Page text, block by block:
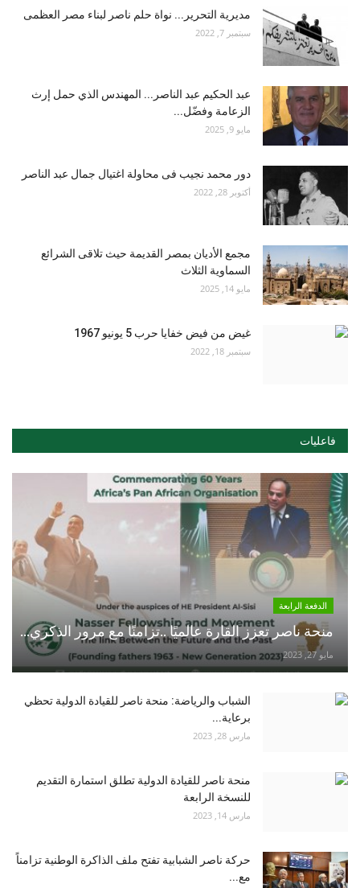
مديرية التحرير... نواة حلم ناصر لبناء مصر العظمى
سبتمبر 7, 2022
عبد الحكيم عبد الناصر... المهندس الذي حمل إرث
الزعامة وفضّل...
مايو 9, 2025
دور محمد نجيب فى محاولة اغتيال جمال عبد الناصر
أكتوبر 28, 2022
مجمع الأديان بمصر القديمة حيث تلاقى الشرائع
السماوية الثلاث
مايو 14, 2025
غيض من فيض خفايا حرب 5 يونيو 1967
سبتمبر 18, 2022
فاعليات
الدفعة الرابعة
منحة ناصر تعزز القارة عالميًا ..تزامنًا مع مرور الذكري...
مايو 27, 2023
الشباب والرياضة: منحة ناصر للقيادة الدولية تحظي
برعاية...
مارس 28, 2023
منحة ناصر للقيادة الدولية تطلق استمارة التقديم
للنسخة الرابعة
مارس 14, 2023
حركة ناصر الشبابية تفتح ملف الذاكرة الوطنية تزامناً
مع...